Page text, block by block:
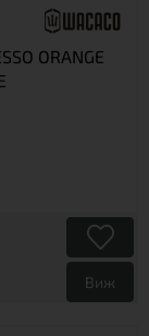
ORANGE
Виж